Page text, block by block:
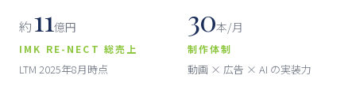
約11億円
IMK RE-NECT 総売上
LTM 2025年8月時点
30本/月
制作体制
動画 × 広告 × AI の実装力